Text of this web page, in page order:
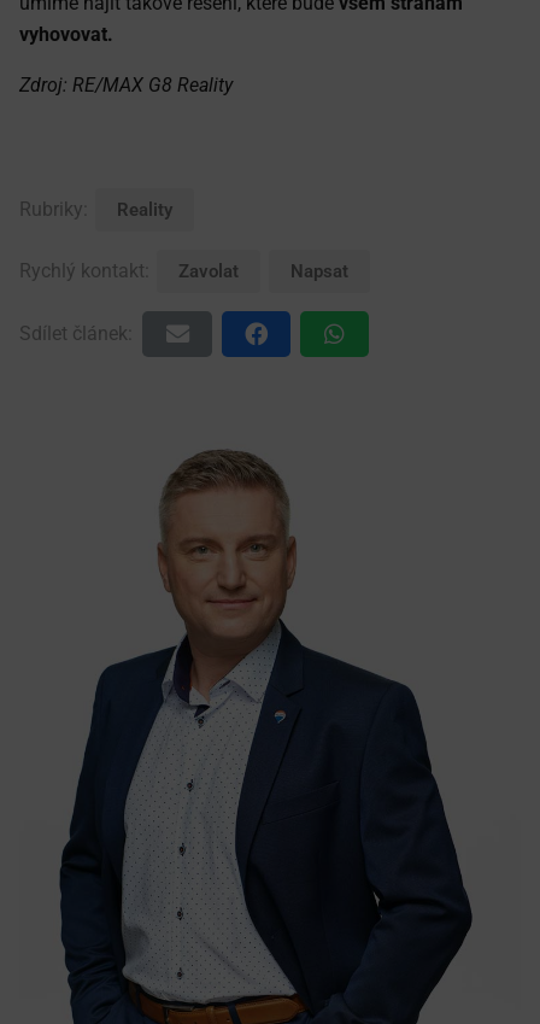
vyhovovat.
Zdroj: RE/MAX G8 Reality
Rubriky: Reality
Rychlý kontakt: Zavolat Napsat
Sdílet článek: